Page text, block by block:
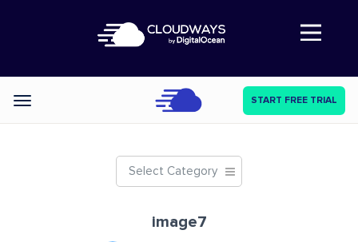
Abre a navegação
Categories START FREE TRIAL
Select Category
image7